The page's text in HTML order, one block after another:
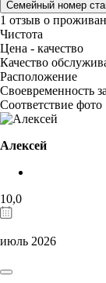
Семейный номер
1 отзыв о
Чистота
Цена - качество
Качество
Расположение
Своевременность
Соответствие фото
Алексей
10,0
июль 2026